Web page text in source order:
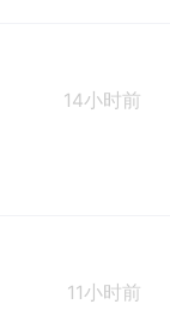
14小时前
11小时前